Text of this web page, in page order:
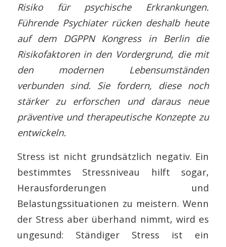
Risiko für psychische Erkrankungen.
Führende Psychiater rücken deshalb heute
auf dem DGPPN Kongress in Berlin die
Risikofaktoren in den Vordergrund, die mit
den modernen Lebensumständen
verbunden sind. Sie fordern, diese noch
stärker zu erforschen und daraus neue
präventive und therapeutische Konzepte zu
entwickeln.
Stress ist nicht grundsätzlich negativ. Ein
bestimmtes Stressniveau hilft sogar,
Herausforderungen und
Belastungssituationen zu meistern. Wenn
der Stress aber überhand nimmt, wird es
ungesund: Ständiger Stress ist ein